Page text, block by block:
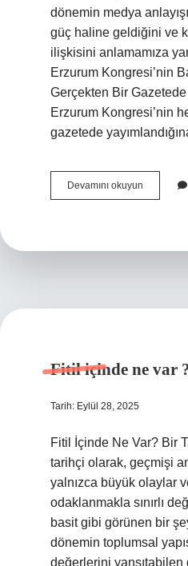
dönemin medya
güç haline geldiğini ve
ilişkisini anlamamıza
Erzurum Kongresi’nin
Gerçekten Bir Gazetede
Erzurum Kongresi’nin
gazetede
Devamını okuyun Erzurum
Kongresi
Fitil içinde ne var
Tarih: Eylül 28, 2025
Fitil İçinde Ne Var? Bir
tarihçi olarak, geçmişi
yalnızca büyük olaylar
odaklanmakla sınırlı
basit gibi görünen bir
dönemin toplumsal
değerlerini